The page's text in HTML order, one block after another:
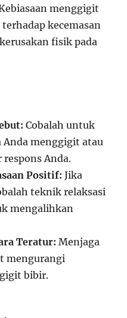
menggigit
kecemasan
fisik pada
Cobalah untuk
menggigit atau
Anda.
Positif: Jika
teknik relaksasi
mengalihkan
Teratur: Menjaga
mengurangi
bibir.